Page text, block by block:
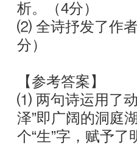
析。（4分）
⑵ 全诗抒发了作
分）
【参考答案】
⑴ 两句诗运用了动
泽”即广阔的洞庭
个“生”字，赋予